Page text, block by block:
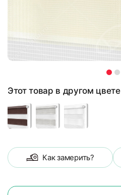
Этот товар в другом цвете
Как замерить?